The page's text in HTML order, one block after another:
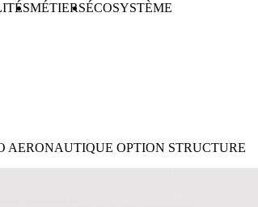
MÉTIERSÉCOSYSTÈME
AERONAUTIQUE OPTION STRUCTURE